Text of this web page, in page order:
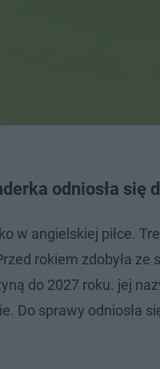
odniosła się
w angielskiej piłce.
rokiem zdobyła
do 2027 roku. jej
Do sprawy odniosła